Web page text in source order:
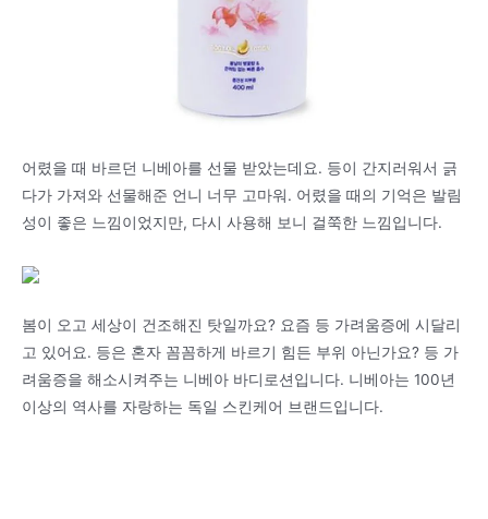
어렸을 때 바르던 니베아를 선물 받았는데요. 등이 간지러워서 긁
다가 가져와 선물해준 언니 너무 고마워. 어렸을 때의 기억은 발림
성이 좋은 느낌이었지만, 다시 사용해 보니 걸쭉한 느낌입니다.
봄이 오고 세상이 건조해진 탓일까요? 요즘 등 가려움증에 시달리
고 있어요. 등은 혼자 꼼꼼하게 바르기 힘든 부위 아닌가요? 등 가
려움증을 해소시켜주는 니베아 바디로션입니다. 니베아는 100년
이상의 역사를 자랑하는 독일 스킨케어 브랜드입니다.